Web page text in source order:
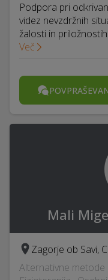
Podpora pri
videz nevzdržnih
žalosti in
Več
Mali
Zagorje ob Savi,
Alternativne metode